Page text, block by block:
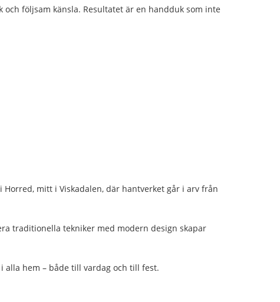
följsam känsla. Resultatet är en handduk som inte
mitt i Viskadalen, där hantverket går i arv från
traditionella tekniker med modern design skapar
hem – både till vardag och till fest.